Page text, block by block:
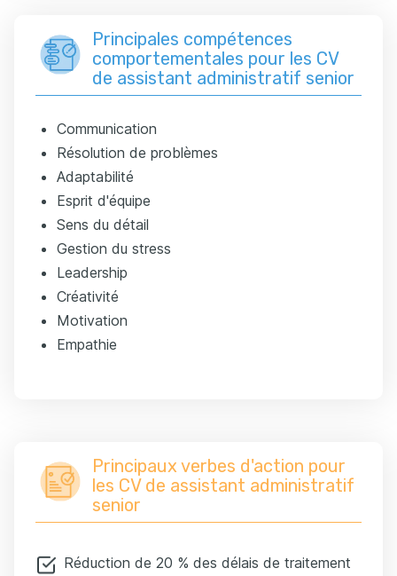
Principales compétences
comportementales pour les CV
de assistant administratif senior
Communication
Résolution de problèmes
Adaptabilité
Esprit d'équipe
Sens du détail
Gestion du stress
Leadership
Créativité
Motivation
Empathie
Principaux verbes d'action pour
les CV de assistant administratif
senior
Réduction de 20 % des délais de traitement